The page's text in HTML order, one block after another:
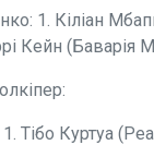
1. Кіліан
Кейн (Баварія
Тібо Куртуа